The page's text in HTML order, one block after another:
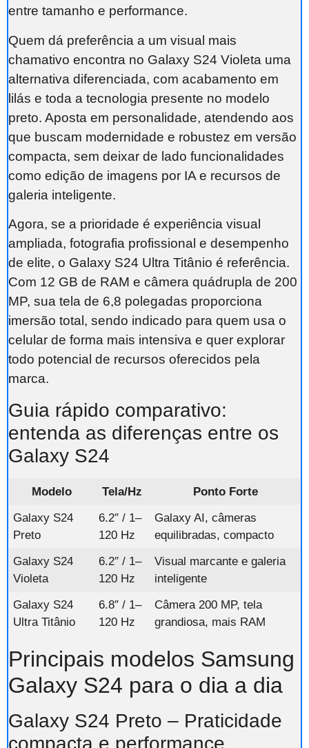
entre tamanho e performance.
Quem dá preferência a um visual mais
chamativo encontra no Galaxy S24 Violeta uma
alternativa diferenciada, com acabamento em
lilás e toda a tecnologia presente no modelo
preto. Aposta em personalidade, atendendo aos
que buscam modernidade e robustez em versão
compacta, sem deixar de lado funcionalidades
como edição de imagens por IA e recursos de
galeria inteligente.
Agora, se a prioridade é experiência visual
ampliada, fotografia profissional e desempenho
de elite, o Galaxy S24 Ultra Titânio é referência.
Com 12 GB de RAM e câmera quádrupla de 200
MP, sua tela de 6,8 polegadas proporciona
imersão total, sendo indicado para quem usa o
celular de forma mais intensiva e quer explorar
todo potencial de recursos oferecidos pela
marca.
Guia rápido comparativo:
entenda as diferenças entre os
Galaxy S24
Modelo Tela/Hz
Ponto Forte
Galaxy S24
Preto
6.2″ / 1–
120 Hz
Galaxy AI, câmeras
equilibradas, compacto
Galaxy S24
Violeta
6.2″ / 1–
120 Hz
Visual marcante e galeria
inteligente
Galaxy S24
Ultra Titânio
6.8″ / 1–
120 Hz
Câmera 200 MP, tela
grandiosa, mais RAM
Principais modelos Samsung
Galaxy S24 para o dia a dia
Galaxy S24 Preto – Praticidade
compacta e performance